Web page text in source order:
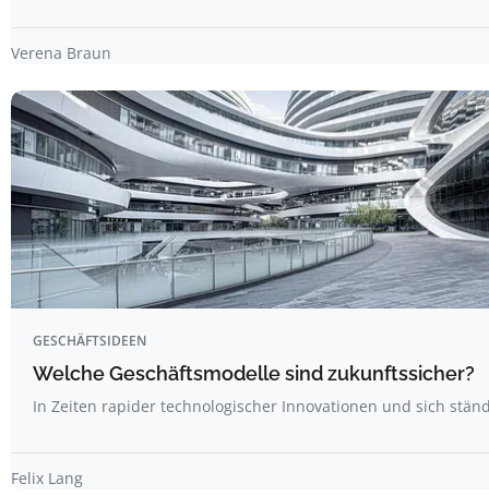
Verena Braun
GESCHÄFTSIDEEN
Welche Geschäftsmodelle sind zukunftssicher?
In Zeiten rapider technologischer Innovationen und sich
Felix Lang